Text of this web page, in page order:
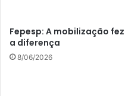
Fepesp: A mobilização fez
a diferença
8/06/2026